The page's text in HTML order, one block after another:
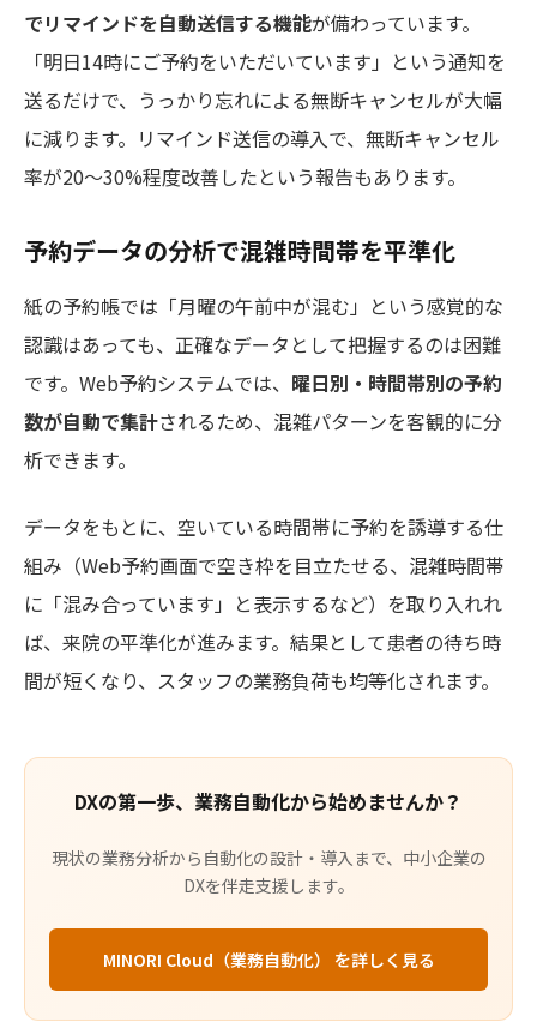
でリマインドを自動送信する機能が備わっています。
「明日14時にご予約をいただいています」という通知を
送るだけで、うっかり忘れによる無断キャンセルが大幅
に減ります。リマインド送信の導入で、無断キャンセル
率が20〜30%程度改善したという報告もあります。
予約データの分析で混雑時間帯を平準化
紙の予約帳では「月曜の午前中が混む」という感覚的な
認識はあっても、正確なデータとして把握するのは困難
です。Web予約システムでは、 曜日別・時間帯別の予約
数が自動で集計されるため、混雑パターンを客観的に分
析できます。
データをもとに、空いている時間帯に予約を誘導する仕
組み（Web予約画面で空き枠を目立たせる、混雑時間帯
に「混み合っています」と表示するなど）を取り入れれ
ば、来院の平準化が進みます。結果として患者の待ち時
間が短くなり、スタッフの業務負荷も均等化されます。
DXの第一歩、業務自動化から始めませんか？
現状の業務分析から自動化の設計・導入まで、中小企業の
DXを伴走支援します。
MINORI Cloud（業務自動化） を詳しく見る